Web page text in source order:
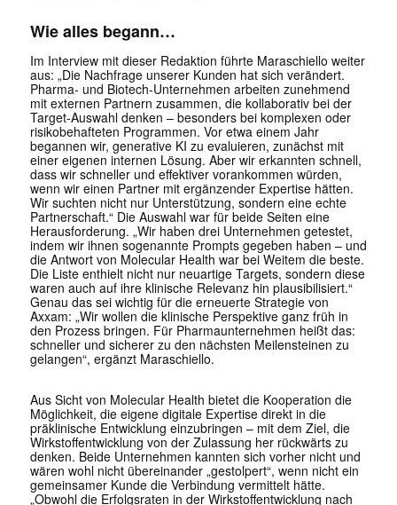
Wie alles begann…
Im Interview mit dieser Redaktion führte Maraschiello weiter
aus: „Die Nachfrage unserer Kunden hat sich verändert.
Pharma- und Biotech-Unternehmen arbeiten zunehmend
mit externen Partnern zusammen, die kollaborativ bei der
Target-Auswahl denken – besonders bei komplexen oder
risikobehafteten Programmen. Vor etwa einem Jahr
begannen wir, generative KI zu evaluieren, zunächst mit
einer eigenen internen Lösung. Aber wir erkannten schnell,
dass wir schneller und effektiver vorankommen würden,
wenn wir einen Partner mit ergänzender Expertise hätten.
Wir suchten nicht nur Unterstützung, sondern eine echte
Partnerschaft.“ Die Auswahl war für beide Seiten eine
Herausforderung. „Wir haben drei Unternehmen getestet,
indem wir ihnen sogenannte Prompts gegeben haben – und
die Antwort von Molecular Health war bei Weitem die beste.
Die Liste enthielt nicht nur neuartige Targets, sondern diese
waren auch auf ihre klinische Relevanz hin plausibilisiert.“
Genau das sei wichtig für die erneuerte Strategie von
Axxam: „Wir wollen die klinische Perspektive ganz früh in
den Prozess bringen. Für Pharmaunternehmen heißt das:
schneller und sicherer zu den nächsten Meilensteinen zu
gelangen“, ergänzt Maraschiello.
Aus Sicht von Molecular Health bietet die Kooperation die
Möglichkeit, die eigene digitale Expertise direkt in die
präklinische Entwicklung einzubringen – mit dem Ziel, die
Wirkstoffentwicklung von der Zulassung her rückwärts zu
denken. Beide Unternehmen kannten sich vorher nicht und
wären wohl nicht übereinander „gestolpert“, wenn nicht ein
gemeinsamer Kunde die Verbindung vermittelt hätte.
„Obwohl die Erfolgsraten in der Wirkstoffentwicklung nach